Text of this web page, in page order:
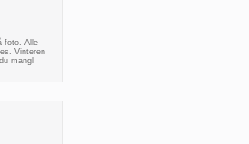
foto. Alle
Vinteren
mangl